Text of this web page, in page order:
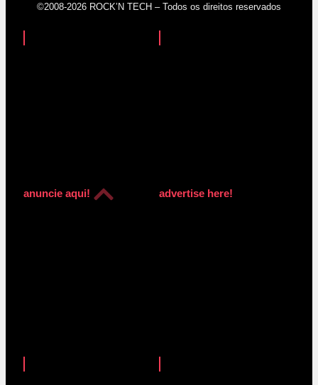
©2008-2026 ROCK’N TECH – Todos os direitos reservados
anuncie aqui! advertise here!